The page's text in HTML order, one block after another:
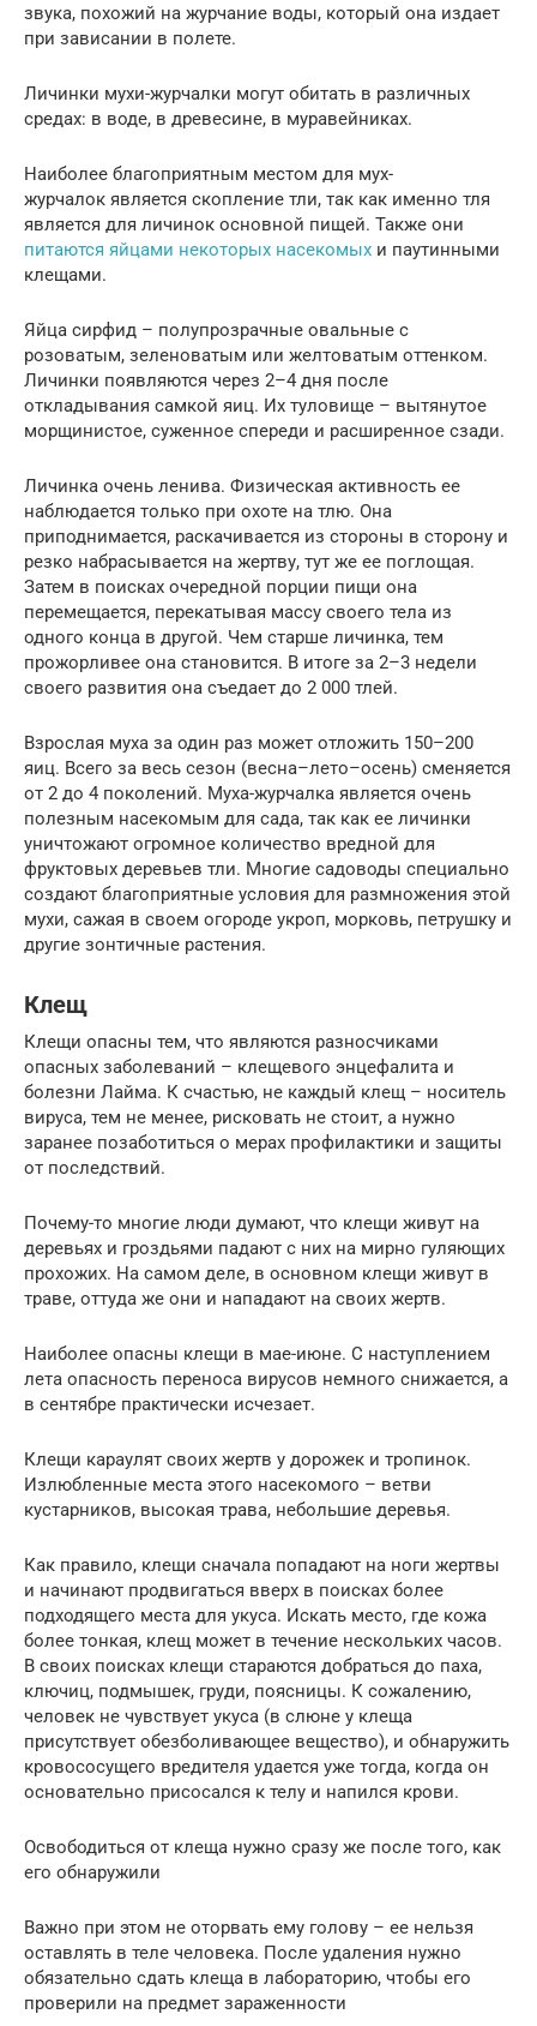
звука, похожий на журчание воды, который она издает
при зависании в полете.
Личинки мухи-журчалки могут обитать в различных
средах: в воде, в древесине, в муравейниках.
Наиболее благоприятным местом для мух-
журчалок является скопление тли, так как именно тля
является для личинок основной пищей. Также они
питаются яйцами некоторых насекомых и паутинными
клещами.
Яйца сирфид – полупрозрачные овальные с
розоватым, зеленоватым или желтоватым оттенком.
Личинки появляются через 2–4 дня после
откладывания самкой яиц. Их туловище – вытянутое
морщинистое, суженное спереди и расширенное сзади.
Личинка очень ленива. Физическая активность ее
наблюдается только при охоте на тлю. Она
приподнимается, раскачивается из стороны в сторону и
резко набрасывается на жертву, тут же ее поглощая.
Затем в поисках очередной порции пищи она
перемещается, перекатывая массу своего тела из
одного конца в другой. Чем старше личинка, тем
прожорливее она становится. В итоге за 2–3 недели
своего развития она съедает до 2 000 тлей.
Взрослая муха за один раз может отложить 150–200
яиц. Всего за весь сезон (весна–лето–осень) сменяется
от 2 до 4 поколений. Муха-журчалка является очень
полезным насекомым для сада, так как ее личинки
уничтожают огромное количество вредной для
фруктовых деревьев тли. Многие садоводы специально
создают благоприятные условия для размножения этой
мухи, сажая в своем огороде укроп, морковь, петрушку и
другие зонтичные растения.
Клещ
Клещи опасны тем, что являются разносчиками
опасных заболеваний – клещевого энцефалита и
болезни Лайма. К счастью, не каждый клещ – носитель
вируса, тем не менее, рисковать не стоит, а нужно
заранее позаботиться о мерах профилактики и защиты
от последствий.
Почему-то многие люди думают, что клещи живут на
деревьях и гроздьями падают с них на мирно гуляющих
прохожих. На самом деле, в основном клещи живут в
траве, оттуда же они и нападают на своих жертв.
Наиболее опасны клещи в мае-июне. С наступлением
лета опасность переноса вирусов немного снижается, а
в сентябре практически исчезает.
Клещи караулят своих жертв у дорожек и тропинок.
Излюбленные места этого насекомого – ветви
кустарников, высокая трава, небольшие деревья.
Как правило, клещи сначала попадают на ноги жертвы
и начинают продвигаться вверх в поисках более
подходящего места для укуса. Искать место, где кожа
более тонкая, клещ может в течение нескольких часов.
В своих поисках клещи стараются добраться до паха,
ключиц, подмышек, груди, поясницы. К сожалению,
человек не чувствует укуса (в слюне у клеща
присутствует обезболивающее вещество), и обнаружить
кровососущего вредителя удается уже тогда, когда он
основательно присосался к телу и напился крови.
Освободиться от клеща нужно сразу же после того, как
его обнаружили
Важно при этом не оторвать ему голову – ее нельзя
оставлять в теле человека. После удаления нужно
обязательно сдать клеща в лабораторию, чтобы его
проверили на предмет зараженности